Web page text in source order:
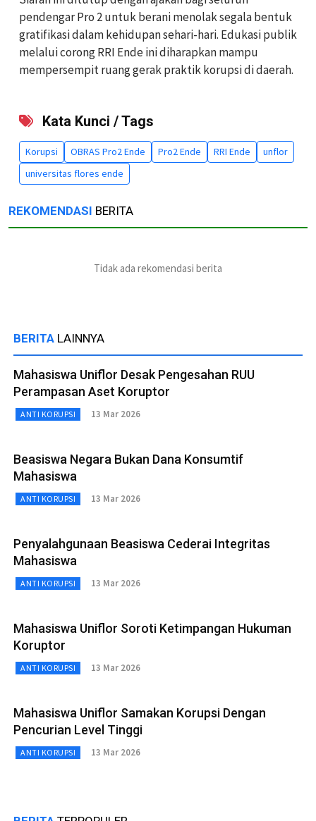
pendengar Pro 2 untuk berani menolak segala bentuk
gratifikasi dalam kehidupan sehari-hari. Edukasi publik
melalui corong RRI Ende ini diharapkan mampu
mempersempit ruang gerak praktik korupsi di daerah.
Kata Kunci / Tags
Korupsi OBRAS Pro2 Ende Pro2 Ende RRI Ende
unflor
universitas flores ende
REKOMENDASI BERITA
Tidak ada rekomendasi berita
BERITA LAINNYA
Mahasiswa Uniflor Desak Pengesahan RUU
Perampasan Aset Koruptor
ANTI KORUPSI 13 Mar 2026
Beasiswa Negara Bukan Dana Konsumtif
Mahasiswa
ANTI KORUPSI 13 Mar 2026
Penyalahgunaan Beasiswa Cederai Integritas
Mahasiswa
ANTI KORUPSI 13 Mar 2026
Mahasiswa Uniflor Soroti Ketimpangan Hukuman
Koruptor
ANTI KORUPSI 13 Mar 2026
Mahasiswa Uniflor Samakan Korupsi Dengan
Pencurian Level Tinggi
ANTI KORUPSI 13 Mar 2026